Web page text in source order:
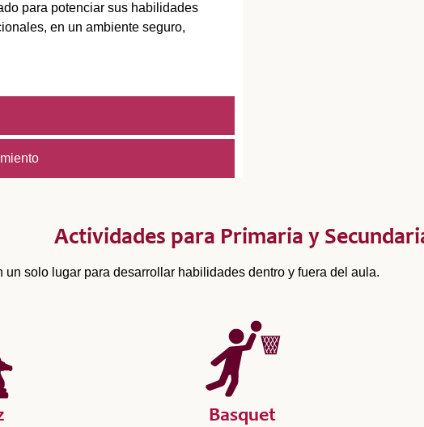
para potenciar sus habilidades
en un ambiente seguro,
Actividades para Primaria y
un solo lugar para desarrollar habilidades dentro y fuera del aula.
Basquet